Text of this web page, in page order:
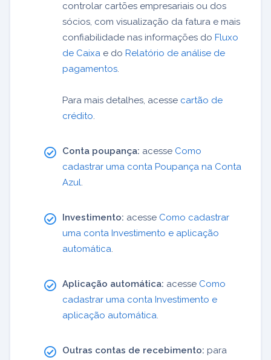
controlar cartões empresariais ou dos
sócios, com visualização da fatura e mais
confiabilidade nas informações do Fluxo
de Caixa e do Relatório de análise de
pagamentos.
Para mais detalhes, acesse cartão de
crédito.
Conta poupança: acesse Como
cadastrar uma conta Poupança na Conta
Azul.
Investimento: acesse Como cadastrar
uma conta Investimento e aplicação
automática.
Aplicação automática: acesse Como
cadastrar uma conta Investimento e
aplicação automática.
Outras contas de recebimento: para